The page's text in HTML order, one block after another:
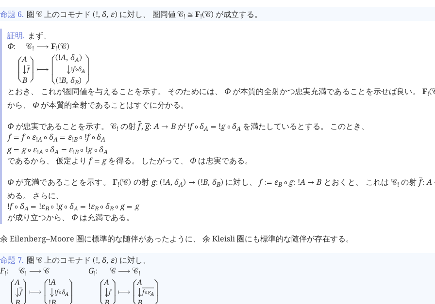
命題 6. 圏󰒚 上のコモナド ( !, δ, ε) に対し、 圏同値󰒚! ≅ F!(󰒚) が成立する。
証明. まず、
Φ: 󰒚! ⟶ F!(󰒚)
󰖤
󰖦
A
B
f
󰖩
⟼
󰖦
(!A, δA)
(!B, δB)
!f∘δA
󰖩
とおき、 これが圏同値を与えることを示す。 そのためには、 Φが本質的全射かつ忠実充満であることを示せば良い。 F!(
から、 Φが本質的全射であることはすぐに分かる。
Φが忠実であることを示す。󰒚! の射f, g: A → Bが !f ∘ δA = !g ∘ δA を満たしているとする。 このとき、
f = f ∘ ε!A ∘ δA = ε!B ∘ !f ∘ δA
g = g ∘ ε!A ∘ δA = ε!B ∘ !g ∘ δA
であるから、 仮定より f = gを得る。 したがって、 Φ は忠実である。
Φ が充満であることを示す。F!(󰒚) の射 g: (!A, δA) → (!B, δB) に対し、 f := εB ∘ g: !A → B とおくと、 これは󰒚! の射f: A
める。 さらに、
!f ∘ δA = !εB ∘ !g ∘ δA = !εB ∘ δB ∘ g = g
が成り立つから、 Φ は充満である。
余 Eilenberg–Moore 圏に標準的な随伴があったように、 余 Kleisli 圏にも標準的な随伴が存在する。
命題 7. 圏󰒚 上のコモナド ( !, δ, ε) に対し、
F!: 󰒚! ⟶ 󰒚
󰖤A
f ⟼
!A
!f∘δA
G!: 󰒚 ⟶ 󰒚!
󰖤A
f ⟼
󰖤A
󰂵
f∘εA